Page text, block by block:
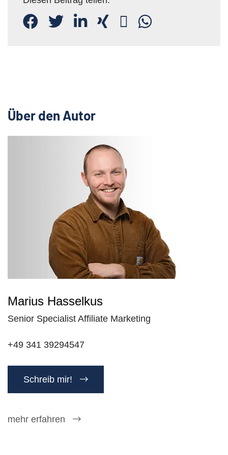
Über den Autor
Marius Hasselkus
Senior Specialist Affiliate Marketing
+49 341 39294547
Schreib mir!
mehr erfahren